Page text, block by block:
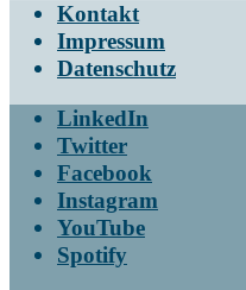
Kontakt
Impressum
Datenschutz
LinkedIn
Twitter
Facebook
Instagram
YouTube
Spotify